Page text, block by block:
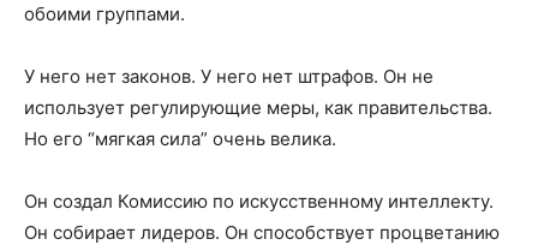
обоими группами.
У него нет законов. У него нет штрафов. Он не
использует регулирующие меры, как правительства.
Но его “мягкая сила” очень велика.
Он создал Комиссию по искусственному интеллекту.
Он собирает лидеров. Он способствует процветанию